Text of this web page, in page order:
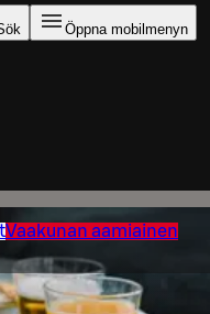
Öppna mobilmenyn
Vaakunan aamiainen